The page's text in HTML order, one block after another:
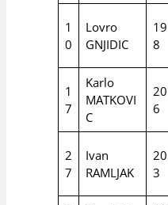
1
0
Lovro
GNJIDIC
19
8
1
7
Karlo
MATKOVI
C
20
6
2
7
Ivan
RAMLJAK
20
3